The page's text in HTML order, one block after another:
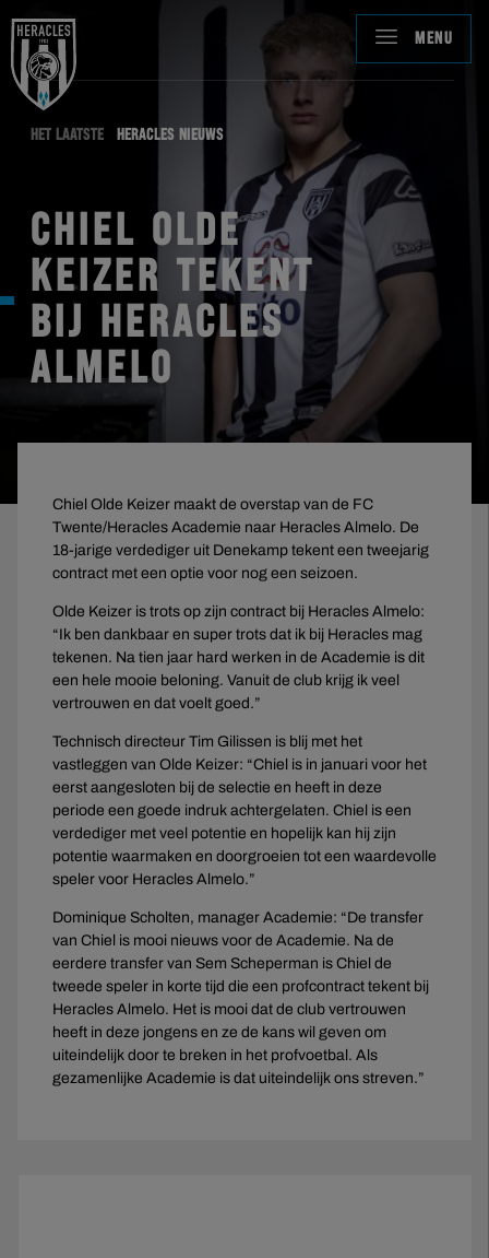
MENU
HET LAATSTE HERACLES NIEUWS
CHIEL OLDE
KEIZER TEKENT
BIJ HERACLES
ALMELO
Chiel Olde Keizer maakt de overstap van de FC
Twente/Heracles Academie naar Heracles Almelo. De
18-jarige verdediger uit Denekamp tekent een tweejarig
contract met een optie voor nog een seizoen.
Olde Keizer is trots op zijn contract bij Heracles Almelo:
“Ik ben dankbaar en super trots dat ik bij Heracles mag
tekenen. Na tien jaar hard werken in de Academie is dit
een hele mooie beloning. Vanuit de club krijg ik veel
vertrouwen en dat voelt goed.”
Technisch directeur Tim Gilissen is blij met het
vastleggen van Olde Keizer: “Chiel is in januari voor het
eerst aangesloten bij de selectie en heeft in deze
periode een goede indruk achtergelaten. Chiel is een
verdediger met veel potentie en hopelijk kan hij zijn
potentie waarmaken en doorgroeien tot een waardevolle
speler voor Heracles Almelo.”
Dominique Scholten, manager Academie: “De transfer
van Chiel is mooi nieuws voor de Academie. Na de
eerdere transfer van Sem Scheperman is Chiel de
tweede speler in korte tijd die een profcontract tekent bij
Heracles Almelo. Het is mooi dat de club vertrouwen
heeft in deze jongens en ze de kans wil geven om
uiteindelijk door te breken in het profvoetbal. Als
gezamenlijke Academie is dat uiteindelijk ons streven.”